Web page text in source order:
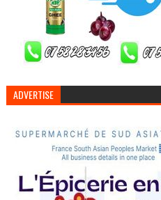
ADVERTISE